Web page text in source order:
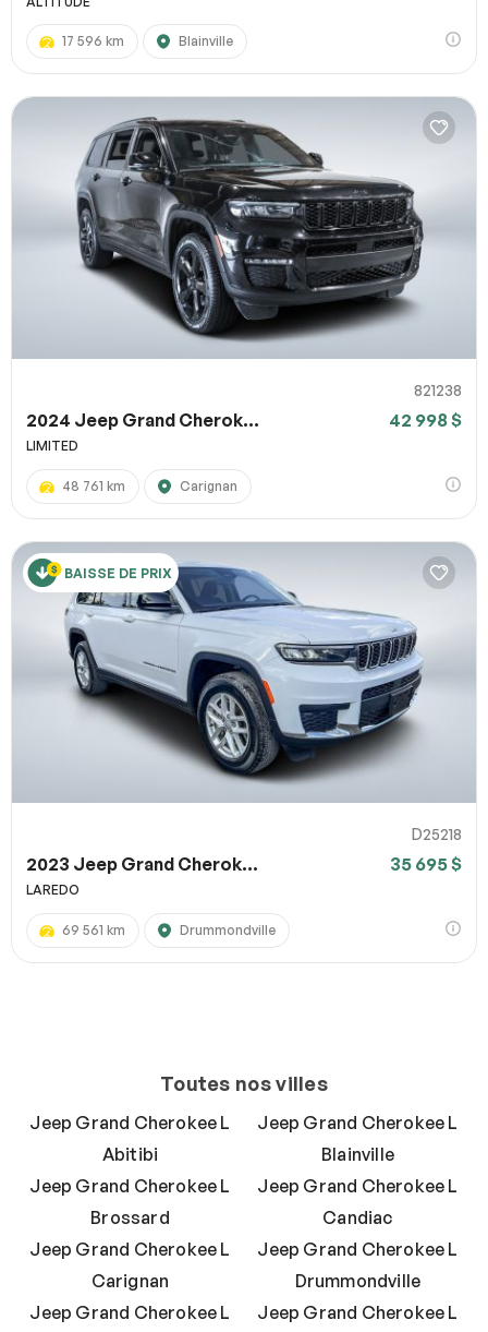
17 596 km Blainville
821238
2024 Jeep Grand Cherok... 42 998 $
LIMITED
48 761 km Carignan
BAISSE DE PRIX
D25218
2023 Jeep Grand Cherok... 35 695 $
LAREDO
69 561 km Drummondville
Toutes nos villes
Jeep Grand Cherokee L
Abitibi
Jeep Grand Cherokee L
Blainville
Jeep Grand Cherokee L
Brossard
Jeep Grand Cherokee L
Candiac
Jeep Grand Cherokee L
Carignan
Jeep Grand Cherokee L
Drummondville
Jeep Grand Cherokee L
Jeep Grand Cherokee L